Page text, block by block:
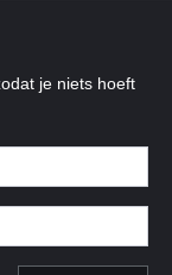
je niets hoeft